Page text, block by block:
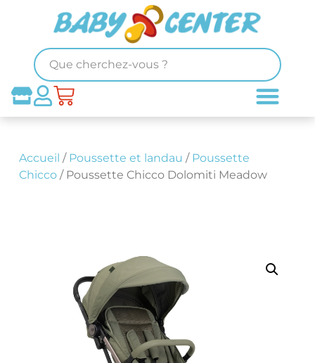
Accueil / Poussette et landau / Poussette
Chicco/ Poussette Chicco Dolomiti Meadow